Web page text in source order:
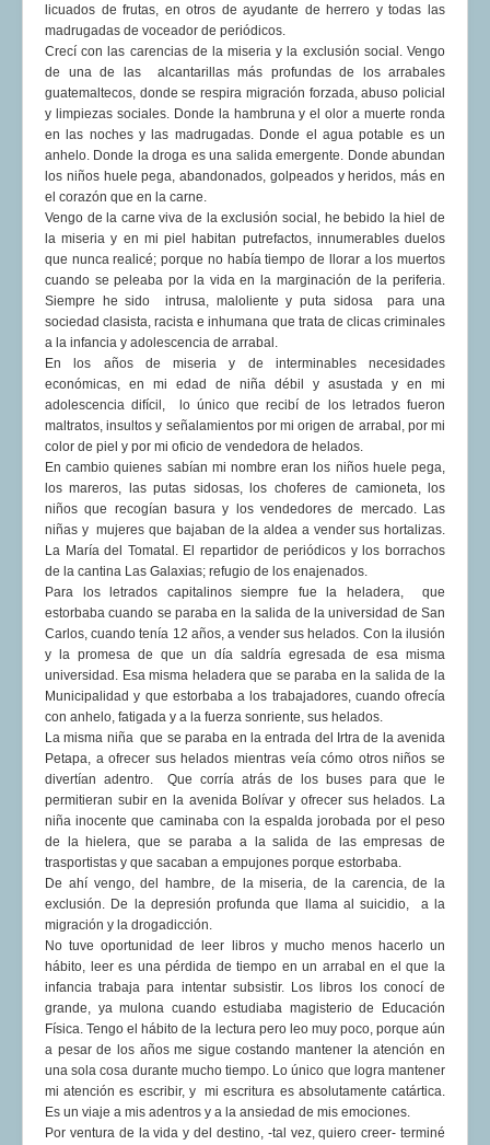
licuados de frutas, en otros de ayudante de herrero y todas las
madrugadas de voceador de periódicos.
Crecí con las carencias de la miseria y la exclusión social. Vengo
de una de las alcantarillas más profundas de los arrabales
guatemaltecos, donde se respira migración forzada, abuso policial
y limpiezas sociales. Donde la hambruna y el olor a muerte ronda
en las noches y las madrugadas. Donde el agua potable es un
anhelo. Donde la droga es una salida emergente. Donde abundan
los niños huele pega, abandonados, golpeados y heridos, más en
el corazón que en la carne.
Vengo de la carne viva de la exclusión social, he bebido la hiel de
la miseria y en mi piel habitan putrefactos, innumerables duelos
que nunca realicé; porque no había tiempo de llorar a los muertos
cuando se peleaba por la vida en la marginación de la periferia.
Siempre he sido intrusa, maloliente y puta sidosa para una
sociedad clasista, racista e inhumana que trata de clicas criminales
a la infancia y adolescencia de arrabal.
En los años de miseria y de interminables necesidades
económicas, en mi edad de niña débil y asustada y en mi
adolescencia difícil, lo único que recibí de los letrados fueron
maltratos, insultos y señalamientos por mi origen de arrabal, por mi
color de piel y por mi oficio de vendedora de helados.
En cambio quienes sabían mi nombre eran los niños huele pega,
los mareros, las putas sidosas, los choferes de camioneta, los
niños que recogían basura y los vendedores de mercado. Las
niñas y mujeres que bajaban de la aldea a vender sus hortalizas.
La María del Tomatal. El repartidor de periódicos y los borrachos
de la cantina Las Galaxias; refugio de los enajenados.
Para los letrados capitalinos siempre fue la heladera, que
estorbaba cuando se paraba en la salida de la universidad de San
Carlos, cuando tenía 12 años, a vender sus helados. Con la ilusión
y la promesa de que un día saldría egresada de esa misma
universidad. Esa misma heladera que se paraba en la salida de la
Municipalidad y que estorbaba a los trabajadores, cuando ofrecía
con anhelo, fatigada y a la fuerza sonriente, sus helados.
La misma niña que se paraba en la entrada del Irtra de la avenida
Petapa, a ofrecer sus helados mientras veía cómo otros niños se
divertían adentro. Que corría atrás de los buses para que le
permitieran subir en la avenida Bolívar y ofrecer sus helados. La
niña inocente que caminaba con la espalda jorobada por el peso
de la hielera, que se paraba a la salida de las empresas de
trasportistas y que sacaban a empujones porque estorbaba.
De ahí vengo, del hambre, de la miseria, de la carencia, de la
exclusión. De la depresión profunda que llama al suicidio, a la
migración y la drogadicción.
No tuve oportunidad de leer libros y mucho menos hacerlo un
hábito, leer es una pérdida de tiempo en un arrabal en el que la
infancia trabaja para intentar subsistir. Los libros los conocí de
grande, ya mulona cuando estudiaba magisterio de Educación
Física. Tengo el hábito de la lectura pero leo muy poco, porque aún
a pesar de los años me sigue costando mantener la atención en
una sola cosa durante mucho tiempo. Lo único que logra mantener
mi atención es escribir, y mi escritura es absolutamente catártica.
Es un viaje a mis adentros y a la ansiedad de mis emociones.
Por ventura de la vida y del destino, -tal vez, quiero creer- terminé